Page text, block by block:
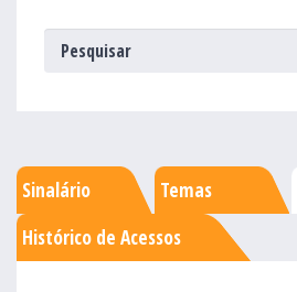
Sinalário Temas
Histórico de Acessos